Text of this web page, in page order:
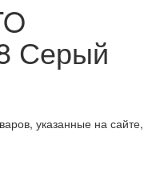
Серый
указанные на сайте,